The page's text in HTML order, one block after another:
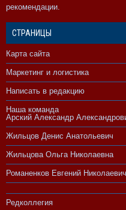
рекомендации.
СТРАНИЦЫ
Карта сайта
Маркетинг и логистика
Написать в редакцию
Наша команда
Арский Александр
Жильцов Денис Анатольевич
Жильцова Ольга Николаевна
Романенков Евгений Николаевич
Редколлегия